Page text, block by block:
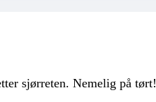
sjørreten. Nemelig på tørt!